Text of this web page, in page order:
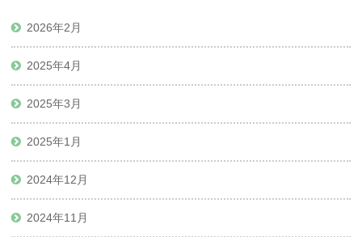
2026年2月
2025年4月
2025年3月
2025年1月
2024年12月
2024年11月